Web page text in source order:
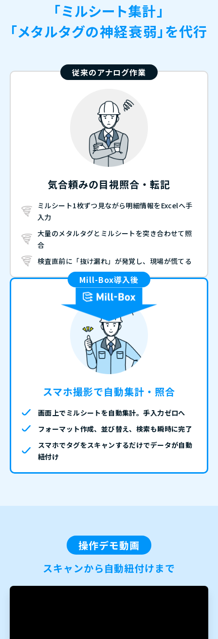
「ミルシート集計」
「メタルタグの神経衰弱」を代行
従来のアナログ作業
気合頼みの目視照合・転記
ミルシート1枚ずつ見ながら明細情報をExcelへ手
入力
大量のメタルタグとミルシートを突き合わせて照
合
検査直前に「抜け漏れ」が発覚し、現場が慌てる
Mill-Box導入後
スマホ撮影で自動集計・照合
画面上でミルシートを自動集計。手入力ゼロへ
フォーマット作成、並び替え、検索も瞬時に完了
スマホでタグをスキャンするだけでデータが自動
紐付け
操作デモ動画
スキャンから自動紐付けまで